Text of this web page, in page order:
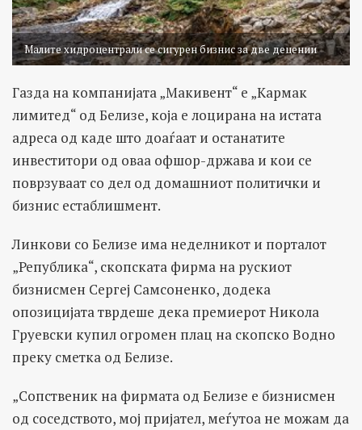
Малите хидроцентрали се сигурен бизнис за две децении
Газда на компанијата „Макивент“ е „Кармак
лимитед“ од Белизе, која е лоцирана на истата
адреса од каде што доаѓаат и останатите
инвеститори од оваа офшор-држава и кои се
поврзуваат со дел од домашниот политички и
бизнис естаблишмент.
Линкови со Белизе има неделникот и порталот
„Република“, скопската фирма на рускиот
бизнисмен Сергеј Самсоненко, додека
опозицијата тврдеше дека премиерот Никола
Груевски купил огромен плац на скопско Водно
преку сметка од Белизе.
„Сопственик на фирмата од Белизе е бизнисмен
од соседството, мој пријател, меѓутоа не можам да